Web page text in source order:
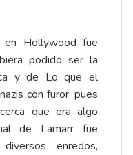
en Hollywood fue
podido ser la
y de Lo que el
con furor, pues
que era algo
de Lamarr fue
enredos,